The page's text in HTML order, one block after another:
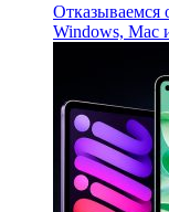
Отказываемся
Windows, Mac